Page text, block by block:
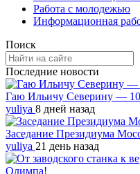
Работа с молодежью
Информационная
Поиск
Последние новости
Гаю Ильичу Северину —
yuliya 8 дней назад
Заседание Президиума
yuliya 21 день назад